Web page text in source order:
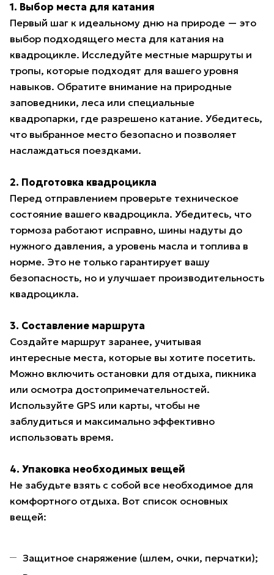
1. Выбор места для катания
Первый шаг к идеальному дню на природе — это
выбор подходящего места для катания на
квадроцикле. Исследуйте местные маршруты и
тропы, которые подходят для вашего уровня
навыков. Обратите внимание на природные
заповедники, леса или специальные
квадропарки, где разрешено катание. Убедитесь,
что выбранное место безопасно и позволяет
наслаждаться поездками.
2. Подготовка квадроцикла
Перед отправлением проверьте техническое
состояние вашего квадроцикла. Убедитесь, что
тормоза работают исправно, шины надуты до
нужного давления, а уровень масла и топлива в
норме. Это не только гарантирует вашу
безопасность, но и улучшает производительность
квадроцикла.
3. Составление маршрута
Создайте маршрут заранее, учитывая
интересные места, которые вы хотите посетить.
Можно включить остановки для отдыха, пикника
или осмотра достопримечательностей.
Используйте GPS или карты, чтобы не
заблудиться и максимально эффективно
использовать время.
4. Упаковка необходимых вещей
Не забудьте взять с собой все необходимое для
комфортного отдыха. Вот список основных
вещей:
Защитное снаряжение (шлем, очки, перчатки);